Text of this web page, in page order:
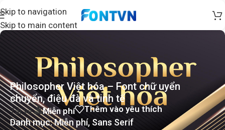
Skip to navigation
Skip to main content
Philosopher Việt hóa – Font chữ uyển
chuyển, điệu đà và tinh tế
Tải về Miễn phí Thêm vào yêu thích
Danh mục:Miễn phí, Sans Serif